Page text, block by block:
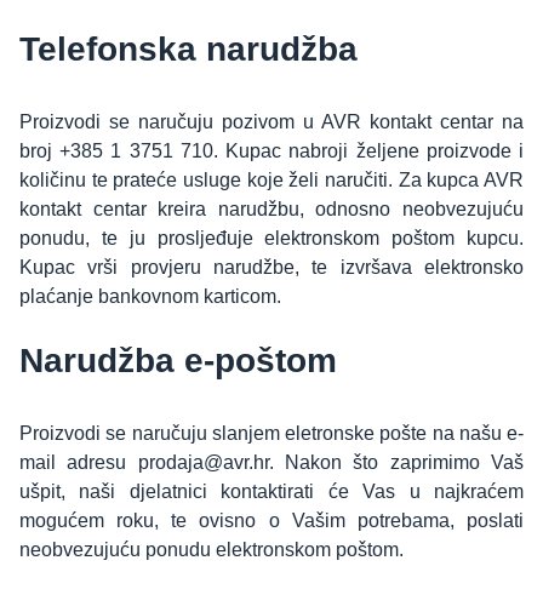
Telefonska narudžba
Proizvodi se naručuju pozivom u AVR kontakt centar na
broj +385 1 3751 710. Kupac nabroji željene proizvode i
količinu te prateće usluge koje želi naručiti. Za kupca AVR
kontakt centar kreira narudžbu, odnosno neobvezujuću
ponudu, te ju prosljeđuje elektronskom poštom kupcu.
Kupac vrši provjeru narudžbe, te izvršava elektronsko
plaćanje bankovnom karticom.
Narudžba e-poštom
Proizvodi se naručuju slanjem eletronske pošte na našu e-
mail adresu prodaja@avr.hr. Nakon što zaprimimo Vaš
ušpit, naši djelatnici kontaktirati će Vas u najkraćem
mogućem roku, te ovisno o Vašim potrebama, poslati
neobvezujuću ponudu elektronskom poštom.